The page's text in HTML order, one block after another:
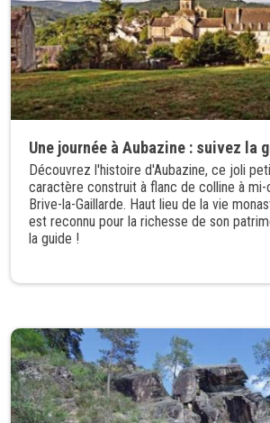
Une journée à Aubazine : suivez la
Découvrez l'histoire d'Aubazine, ce joli
caractère construit à flanc de colline à
Brive-la-Gaillarde. Haut lieu de la vie
est reconnu pour la richesse de son
la guide !